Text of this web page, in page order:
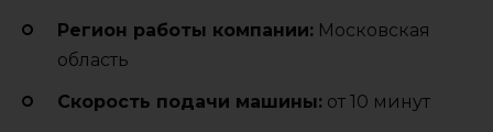
Регион работы компании: Московская
область
Cкорость подачи машины: от 10 минут